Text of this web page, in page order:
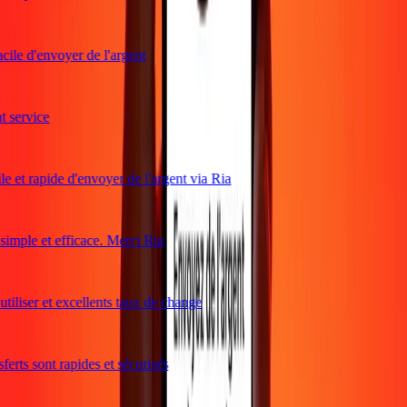
d'envoyer de l'argent
et rapide d'envoyer de l'argent via Ria
et efficace. Merci Ria
et excellents taux de change
sont rapides et sécurisés